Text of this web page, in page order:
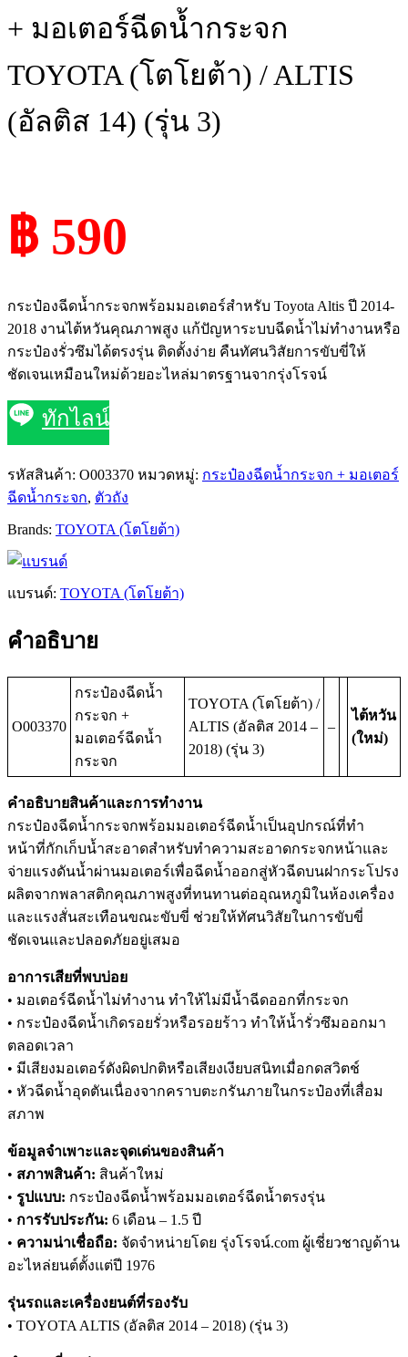
+ มอเตอร์ฉีดน้ำกระจก
TOYOTA (โตโยต้า) / ALTIS
(อัลติส 14) (รุ่น 3)
฿ 590
กระป๋องฉีดน้ำกระจกพร้อมมอเตอร์สำหรับ Toyota Altis ปี 2014-
2018 งานไต้หวันคุณภาพสูง แก้ปัญหาระบบฉีดน้ำไม่ทำงานหรือ
กระป๋องรั่วซึมได้ตรงรุ่น ติดตั้งง่าย คืนทัศนวิสัยการขับขี่ให้
ชัดเจนเหมือนใหม่ด้วยอะไหล่มาตรฐานจากรุ่งโรจน์
ทักไลน์
รหัสสินค้า: O003370 หมวดหมู่: กระป๋องฉีดน้ำกระจก + มอเตอร์
ฉีดน้ำกระจก, ตัวถัง
Brands: TOYOTA (โตโยต้า)
แบรนด์: TOYOTA (โตโยต้า)
คำอธิบาย
O003370
กระป๋องฉีดน้ำ
กระจก +
มอเตอร์ฉีดน้ำ
กระจก
TOYOTA (โตโยต้า) /
ALTIS (อัลติส 2014 –
2018) (รุ่น 3)
–
ไต้หวัน
(ใหม่)
คำอธิบายสินค้าและการทำงาน
กระป๋องฉีดน้ำกระจกพร้อมมอเตอร์ฉีดน้ำเป็นอุปกรณ์ที่ทำ
หน้าที่กักเก็บน้ำสะอาดสำหรับทำความสะอาดกระจกหน้าและ
จ่ายแรงดันน้ำผ่านมอเตอร์เพื่อฉีดน้ำออกสู่หัวฉีดบนฝากระโปรง
ผลิตจากพลาสติกคุณภาพสูงที่ทนทานต่ออุณหภูมิในห้องเครื่อง
และแรงสั่นสะเทือนขณะขับขี่ ช่วยให้ทัศนวิสัยในการขับขี่
ชัดเจนและปลอดภัยอยู่เสมอ
อาการเสียที่พบบ่อย
• มอเตอร์ฉีดน้ำไม่ทำงาน ทำให้ไม่มีน้ำฉีดออกที่กระจก
• กระป๋องฉีดน้ำเกิดรอยรั่วหรือรอยร้าว ทำให้น้ำรั่วซึมออกมา
ตลอดเวลา
• มีเสียงมอเตอร์ดังผิดปกติหรือเสียงเงียบสนิทเมื่อกดสวิตช์
• หัวฉีดน้ำอุดตันเนื่องจากคราบตะกรันภายในกระป๋องที่เสื่อม
สภาพ
ข้อมูลจำเพาะและจุดเด่นของสินค้า
• สภาพสินค้า: สินค้าใหม่
• รูปแบบ: กระป๋องฉีดน้ำพร้อมมอเตอร์ฉีดน้ำตรงรุ่น
• การรับประกัน: 6 เดือน – 1.5 ปี
• ความน่าเชื่อถือ: จัดจำหน่ายโดย รุ่งโรจน์.com ผู้เชี่ยวชาญด้าน
อะไหล่ยนต์ตั้งแต่ปี 1976
รุ่นรถและเครื่องยนต์ที่รองรับ
• TOYOTA ALTIS (อัลติส 2014 – 2018) (รุ่น 3)